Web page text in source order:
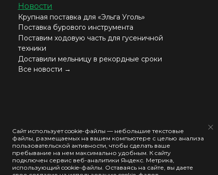
Новости
Крупная поставка для «Эльга Уголь»
Поставка бурового инструмента
Поставим ходовую часть для гусеничной
техники
Доставили мельницу в рекордные сроки
Все новости →
Политика использования cookie-файлов
Политика конфиденциальности
Сайт использует cookie-файлы — небольшие текстовые
файлы, размещаемых на вашем компьютере с целью анализа
пользовательской активности, чтобы сделать ваше
пребывание на нем максимально удобным. К cайту
подключен сервис веб-аналитики Яндекс. Метрика,
использующий cookie-файлы. Оставаясь на сайте, вы даете